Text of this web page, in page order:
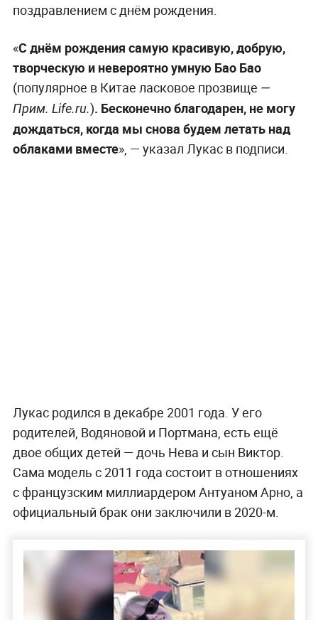
поздравлением с днём рождения.
«С днём рождения самую красивую, добрую,
творческую и невероятно умную Бао Бао
(популярное в Китае ласковое прозвище —
Прим. Life.ru.). Бесконечно благодарен, не могу
дождаться, когда мы снова будем летать над
облаками вместе», — указал Лукас в подписи.
Лукас родился в декабре 2001 года. У его
родителей, Водяновой и Портмана, есть ещё
двое общих детей — дочь Нева и сын Виктор.
Сама модель с 2011 года состоит в отношениях
с французским миллиардером Антуаном Арно, а
официальный брак они заключили в 2020-м.